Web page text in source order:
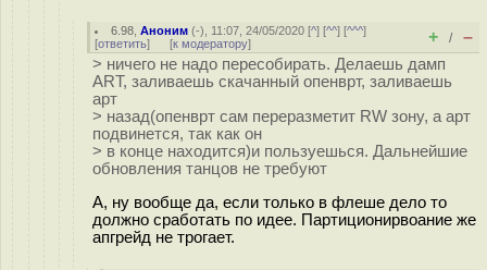
6.98 ,Аноним (-), 11:07, 24/05/2020 [^] [^^] [^^^]
[ответить] [к модератору] + / –
> ничего не надо пересобирать. Делаешь дамп
ART, заливаешь скачанный опенврт, заливаешь
арт
> назад(опенврт сам переразметит RW зону, а арт
подвинется, так как он
> в конце находится)и пользуешься. Дальнейшие
обновления танцов не требуют
А, ну вообще да, если только в флеше дело то
должно сработать по идее. Партиционирвоание же
апгрейд не трогает.